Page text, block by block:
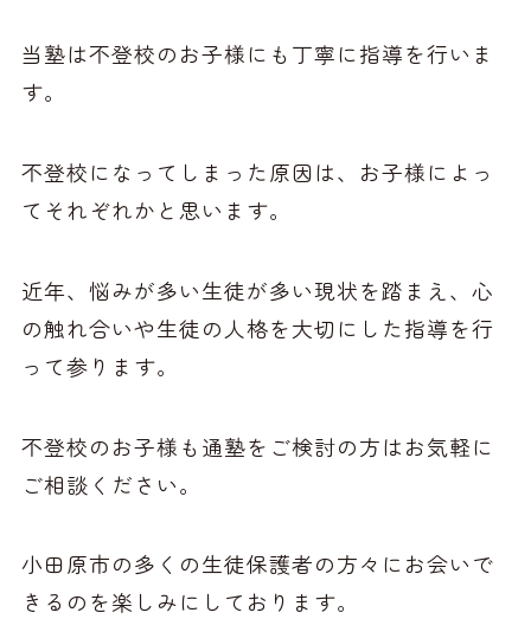
当塾は不登校のお子様にも丁寧に指導を行いま
す。
不登校になってしまった原因は、お子様によっ
てそれぞれかと思います。
近年、悩みが多い生徒が多い現状を踏まえ、心
の触れ合いや生徒の人格を大切にした指導を行
って参ります。
不登校のお子様も通塾をご検討の方はお気軽に
ご相談ください。
小田原市の多くの生徒保護者の方々にお会いで
きるのを楽しみにしております。